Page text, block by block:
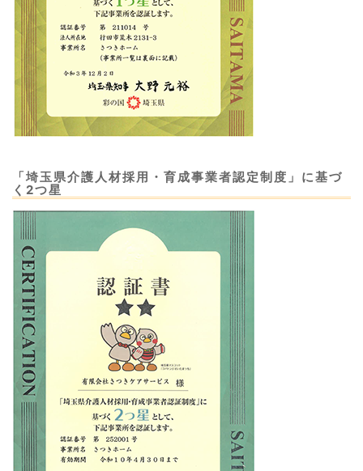
「埼玉県介護人材採用・育成事業者認定制度」に基づ
く2つ星